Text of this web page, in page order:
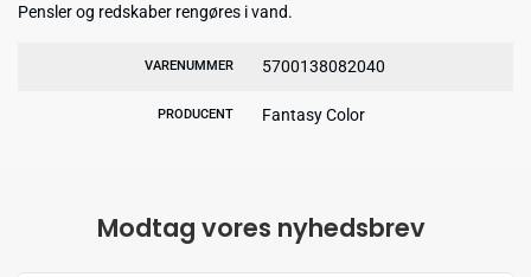
Pensler og redskaber rengøres i vand.
VARENUMMER 5700138082040
PRODUCENT Fantasy Color
Modtag vores nyhedsbrev